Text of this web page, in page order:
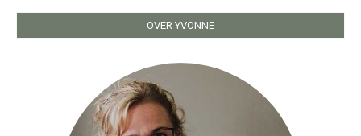
OVER YVONNE